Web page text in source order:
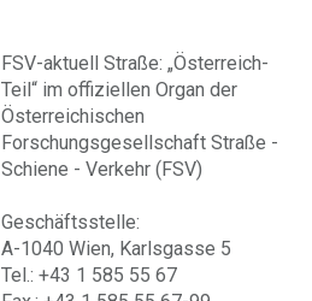
FSV-aktuell Straße: „Österreich-
Teil“ im offiziellen Organ der
Österreichischen
Forschungsgesellschaft Straße -
Schiene - Verkehr (FSV)
Geschäftsstelle:
A-1040 Wien, Karlsgasse 5
Tel.: +43 1 585 55 67